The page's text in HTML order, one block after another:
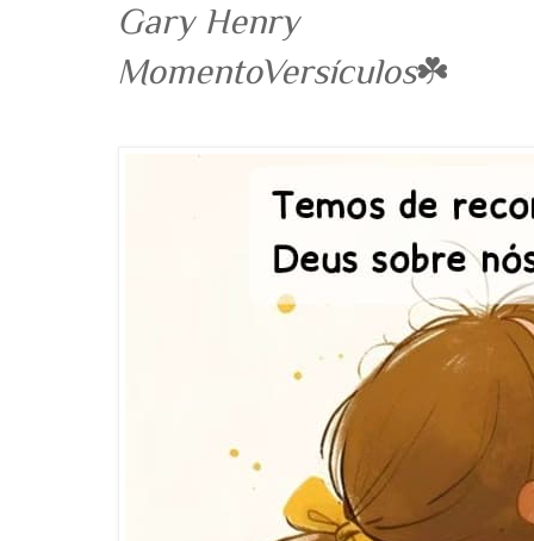
Gary Henry
MomentoVersículos☘️